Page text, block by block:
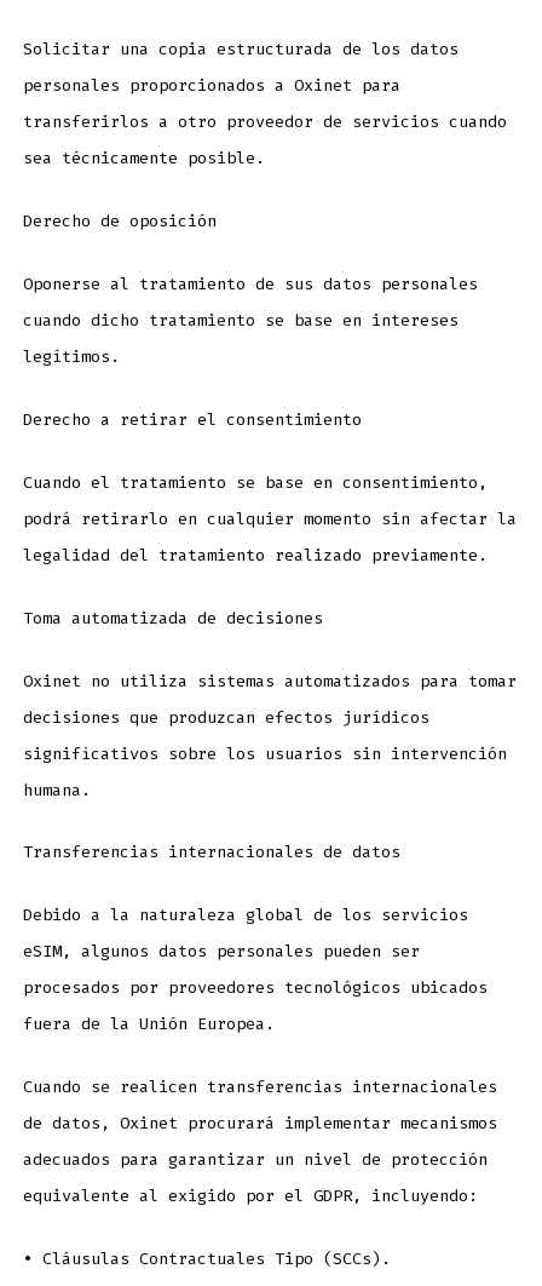
Solicitar una copia estructurada de los datos
personales proporcionados a Oxinet para
transferirlos a otro proveedor de servicios cuando
sea técnicamente posible.
Derecho de oposición
Oponerse al tratamiento de sus datos personales
cuando dicho tratamiento se base en intereses
legítimos.
Derecho a retirar el consentimiento
Cuando el tratamiento se base en consentimiento,
podrá retirarlo en cualquier momento sin afectar la
legalidad del tratamiento realizado previamente.
Toma automatizada de decisiones
Oxinet no utiliza sistemas automatizados para tomar
decisiones que produzcan efectos jurídicos
significativos sobre los usuarios sin intervención
humana.
Transferencias internacionales de datos
Debido a la naturaleza global de los servicios
eSIM, algunos datos personales pueden ser
procesados por proveedores tecnológicos ubicados
fuera de la Unión Europea.
Cuando se realicen transferencias internacionales
de datos, Oxinet procurará implementar mecanismos
adecuados para garantizar un nivel de protección
equivalente al exigido por el GDPR, incluyendo:
• Cláusulas Contractuales Tipo (SCCs).